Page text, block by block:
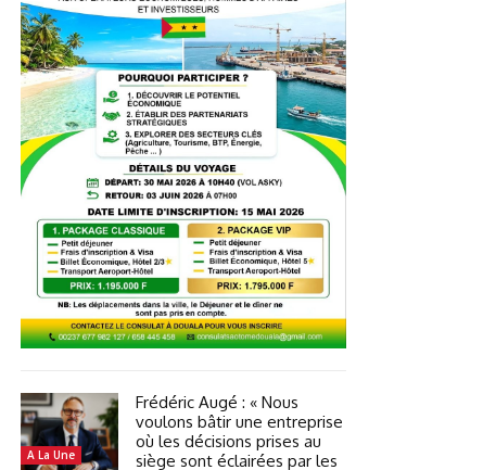
A La Une
Frédéric Augé : « Nous
voulons bâtir une entreprise
où les décisions prises au
siège sont éclairées par les